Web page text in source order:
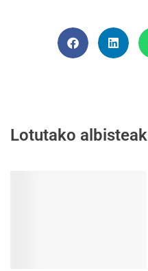
Lotutako albisteak